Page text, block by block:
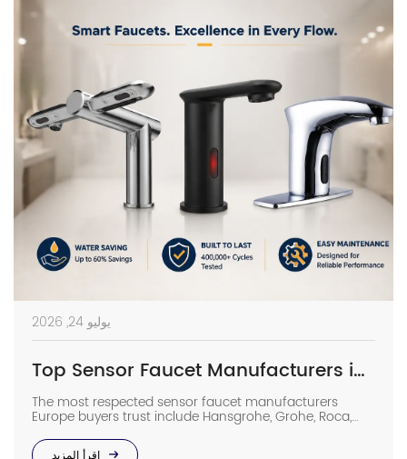
يوليو 24, 2026
Top Sensor Faucet Manufacturers in Europe | 2026 Buyer’s Guide
The most respected sensor faucet manufacturers
Europe buyers trust include Hansgrohe, Grohe, Roca,
Geberit, Oras, and Delabie, while high-spec Chinese
OEMs such as Interhasa have emerged as competitive
اقرأ المزيد